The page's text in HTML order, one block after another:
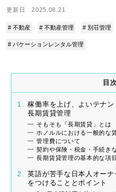
更新日 2025.08.21
# 不動産 # 不動産管理 # 別荘管理
# バケーションレンタル管理
目次
稼働率を上げ、よいテナ
長期賃貸管理
そもそも「長期賃貸」とは
ホノルルにおける一般的な
管理費について
契約や保険・税金・手続き
長期賃貸管理の基本的な項目
英語が苦手な日本人オー
をつけることとポイント